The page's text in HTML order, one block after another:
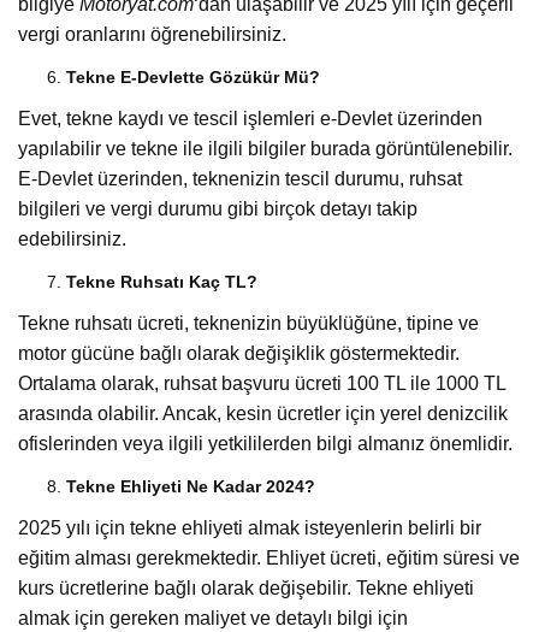
bilgiye Motoryat.com‘dan ulaşabilir ve 2025 yılı için geçerli
vergi oranlarını öğrenebilirsiniz.
Tekne E-Devlette Gözükür Mü?
Evet, tekne kaydı ve tescil işlemleri e-Devlet üzerinden
yapılabilir ve tekne ile ilgili bilgiler burada görüntülenebilir.
E-Devlet üzerinden, teknenizin tescil durumu, ruhsat
bilgileri ve vergi durumu gibi birçok detayı takip
edebilirsiniz.
Tekne Ruhsatı Kaç TL?
Tekne ruhsatı ücreti, teknenizin büyüklüğüne, tipine ve
motor gücüne bağlı olarak değişiklik göstermektedir.
Ortalama olarak, ruhsat başvuru ücreti 100 TL ile 1000 TL
arasında olabilir. Ancak, kesin ücretler için yerel denizcilik
ofislerinden veya ilgili yetkililerden bilgi almanız önemlidir.
Tekne Ehliyeti Ne Kadar 2024?
2025 yılı için tekne ehliyeti almak isteyenlerin belirli bir
eğitim alması gerekmektedir. Ehliyet ücreti, eğitim süresi ve
kurs ücretlerine bağlı olarak değişebilir. Tekne ehliyeti
almak için gereken maliyet ve detaylı bilgi için